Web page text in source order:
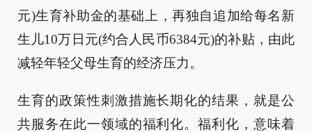
元)生育补助金的基础上，再独自追加给每名新
生儿10万日元(约合人民币6384元)的补贴，由此
减轻年轻父母生育的经济压力。
生育的政策性刺激措施长期化的结果，就是公
共服务在此一领域的福利化。福利化，意味着